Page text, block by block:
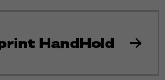
HandHold